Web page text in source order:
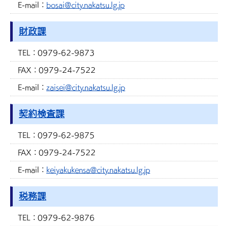
E-mail： bosai@city.nakatsu.lg.jp
財政課
TEL： 0979-62-9873
FAX： 0979-24-7522
E-mail： zaisei@city.nakatsu.lg.jp
契約検査課
TEL： 0979-62-9875
FAX： 0979-24-7522
E-mail： keiyakukensa@city.nakatsu.lg.jp
税務課
TEL： 0979-62-9876